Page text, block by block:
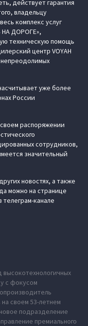
действует гарантия
владельцу
комплекс услуг
НА ДОРОГЕ»,
техническую помощь
центр VOYAH
уже более
России
распоряжении
сотрудников,
значительный
новостях, а также
можно на странице
телеграм-канале
с фокусом
своем 53-летнем
подразделение
премиального